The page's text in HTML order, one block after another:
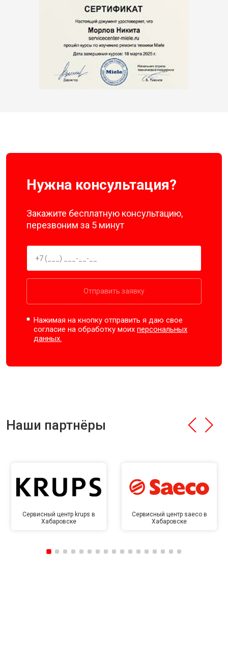
Нужна консультация?
Закажите бесплатную консультацию,
перезвоним за 5 минут
Отправить заявку
Нажимая на кнопку отправить я даю свое
согласие на обработку моихперсональных
данных.
Наши партнёры
Сервисный центр krups в
Хабаровске
Сервисный центр saeco в
Хабаровске